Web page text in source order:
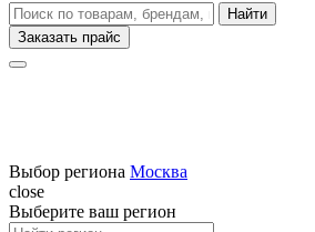
Заказать прайс
Выбор региона Москва
close
Выберите ваш регион